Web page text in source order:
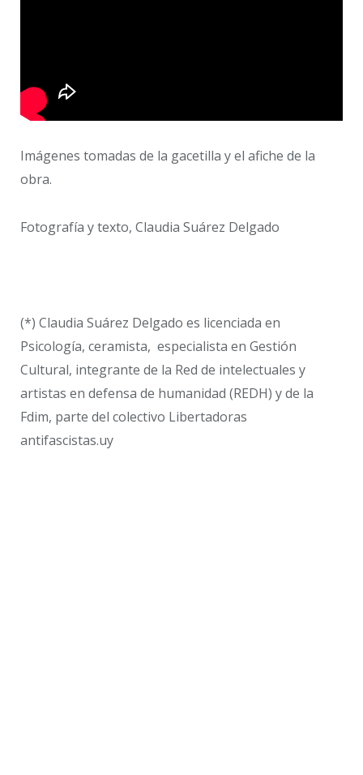
Imágenes tomadas de la gacetilla y el afiche de la
obra.
Fotografía y texto, Claudia Suárez Delgado
(*) Claudia Suárez Delgado es licenciada en
Psicología, ceramista, especialista en Gestión
Cultural, integrante de la Red de intelectuales y
artistas en defensa de humanidad (REDH) y de la
Fdim, parte del colectivo Libertadoras
antifascistas.uy